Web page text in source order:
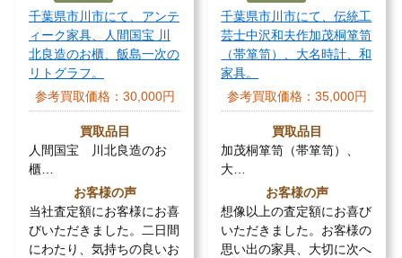
千葉県市川市にて、アンテ
ィーク家具、人間国宝 川
北良造のお櫃、飯島一次の
リトグラフ。
参考買取価格： 30,000円
買取品目
人間国宝 川北良造のお
櫃…
お客様の声
当社査定額にお客様にお喜
びいただきました。二日間
にわたり、気持ちの良いお
千葉県市川市にて、伝統工
芸士中沢和夫作加茂桐箪笥
（帯箪笥）、大名時計、和
家具。
参考買取価格：35,000円
買取品目
加茂桐箪笥（帯箪笥）、
大…
お客様の声
想像以上の査定額にお喜び
いただきました。お客様の
思い出の家具、大切に次へ